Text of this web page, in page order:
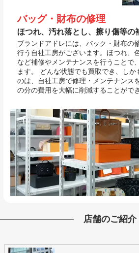
バッグ・財布の修理
ほつれ、汚れ落とし、擦り傷等の
ブランドアドレには、バック・財布の
行う自社工房がございます。ほつれ、
など補修やメンテナンスを行うことで
ます。 どんな状態でも買取でき、しか
のは、自社工房で修理・メンテナンス
の分の費用を大幅に削減することがで
店舗のご紹介